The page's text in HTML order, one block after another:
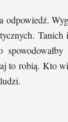
Tanich
to robią. Kto